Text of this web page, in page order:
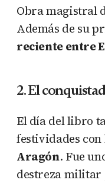
Obra magistral
Además de su
reciente entre
2. El
El día del libro
festividades
Aragón. Fue
destreza militar